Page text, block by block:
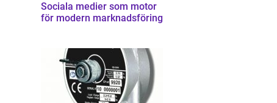
Sociala medier som motor
för modern marknadsföring